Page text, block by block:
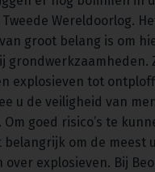
Wereldoorlog.
groot belang is om
grondwerkzaamheden.
explosieven tot
u de veiligheid van
goed risico’s te
belangrijk om de meest
explosieven. Bij